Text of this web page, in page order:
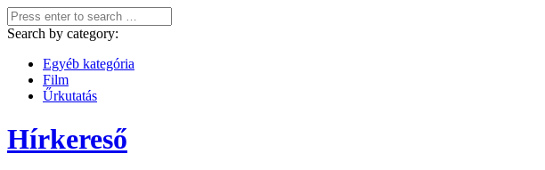
Search by category:
Egyéb kategória
Film
Űrkutatás
Hírkereső